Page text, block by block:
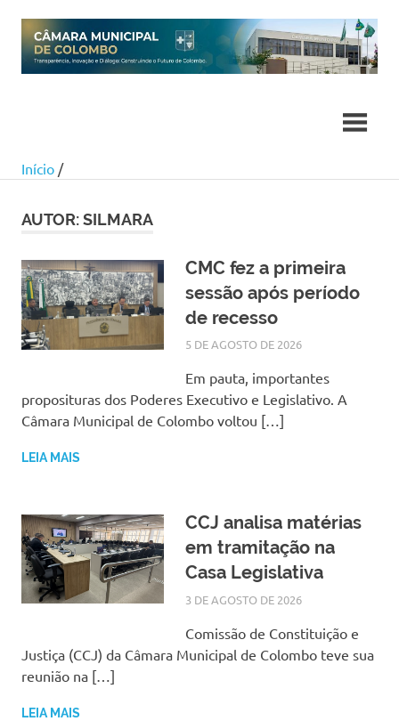
content
Início /
AUTOR:SILMARA
CMC fez a primeira
sessão após período
de recesso
5 DE AGOSTO DE 2026
Em pauta, importantes
proposituras dos Poderes Executivo e Legislativo. A
Câmara Municipal de Colombo voltou […]
LEIA MAIS
CCJ analisa matérias
em tramitação na
Casa Legislativa
3 DE AGOSTO DE 2026
Comissão de Constituição e
Justiça (CCJ) da Câmara Municipal de Colombo teve sua
reunião na […]
LEIA MAIS